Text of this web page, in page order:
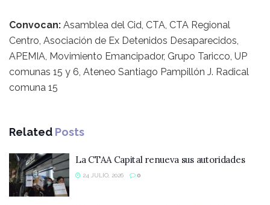
Convocan: Asamblea del Cid, CTA, CTA Regional
Centro, Asociación de Ex Detenidos Desaparecidos,
APEMIA, Movimiento Emancipador, Grupo Taricco, UP
comunas 15 y 6, Ateneo Santiago Pampillón J. Radical
comuna 15
Related Posts
La CTAA Capital renueva sus autoridades
24 JULIO, 2026 0